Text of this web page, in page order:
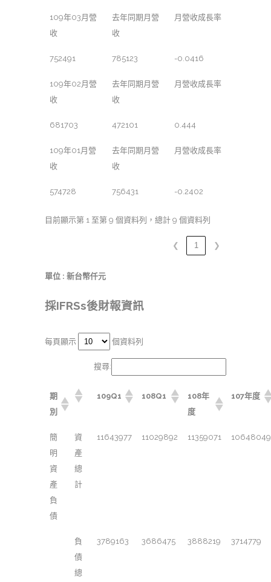
109年03月營
收
去年同期月營
收
月營收成長率
752491 785123 -0.0416
109年02月營
收
去年同期月營
收
月營收成長率
681703 472101 0.444
109年01月營
收
去年同期月營
收
月營收成長率
574728 756431 -0.2402
目前顯示第 1 至第 9 個資料列，總計 9 個資料列
❮ 1 ❯
單位 : 新台幣仟元
採IFRSs後財報資訊
每頁顯示 個資料列
搜尋:
期
別
109Q1 108Q1
108年
度
107年度
簡
明
資
產
負
債
資
產
總
計
11643977 11029892 11359071 10648049
負
債
總
3789163 3686475 3888219 3714779